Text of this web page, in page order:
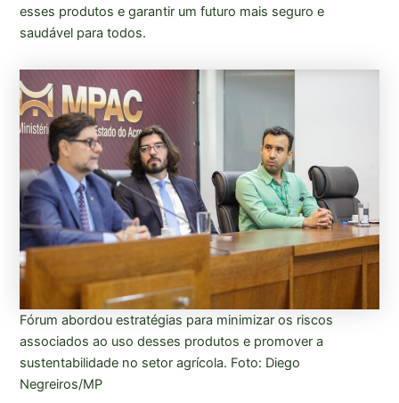
esses produtos e garantir um futuro mais seguro e
saudável para todos.
Fórum abordou estratégias para minimizar os riscos
associados ao uso desses produtos e promover a
sustentabilidade no setor agrícola. Foto: Diego
Negreiros/MP